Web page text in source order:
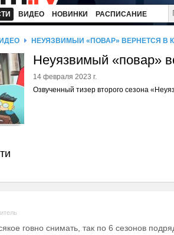
ВИДЕО НОВИНКИ РАСПИСАНИЕ
НЕУЯЗВИМЫЙ «ПОВАР» ВЕРНЕТСЯ В
Неуязвимый «повар»
14 февраля 2023 г.
Озвученный тизер второго сезона
говно снимать, так по 6 сезонов